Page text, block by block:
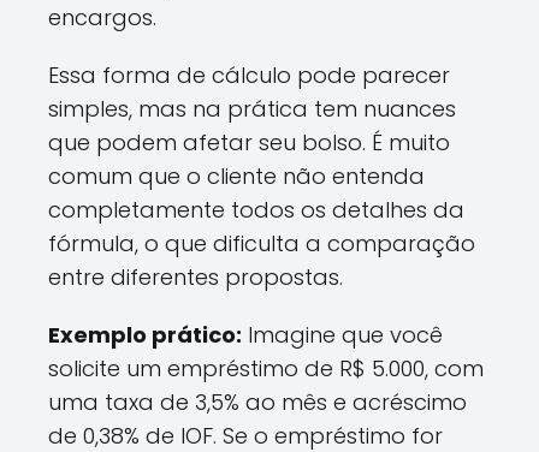
encargos.
Essa forma de cálculo pode parecer
simples, mas na prática tem nuances
que podem afetar seu bolso. É muito
comum que o cliente não entenda
completamente todos os detalhes da
fórmula, o que dificulta a comparação
entre diferentes propostas.
Exemplo prático: Imagine que você
solicite um empréstimo de R$ 5.000, com
uma taxa de 3,5% ao mês e acréscimo
de 0,38% de IOF. Se o empréstimo for